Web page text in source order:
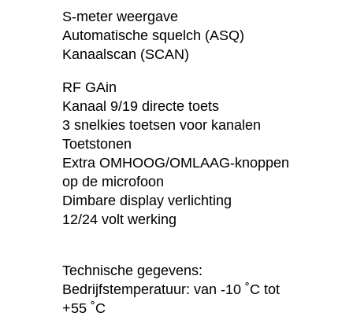
S-meter weergave
Automatische squelch (ASQ)
Kanaalscan (SCAN)
RF GAin
Kanaal 9/19 directe toets
3 snelkies toetsen voor kanalen
Toetstonen
Extra OMHOOG/OMLAAG-knoppen
op de microfoon
Dimbare display verlichting
12/24 volt werking
Technische gegevens:
Bedrijfstemperatuur: van -10 ˚C tot
+55 ˚C